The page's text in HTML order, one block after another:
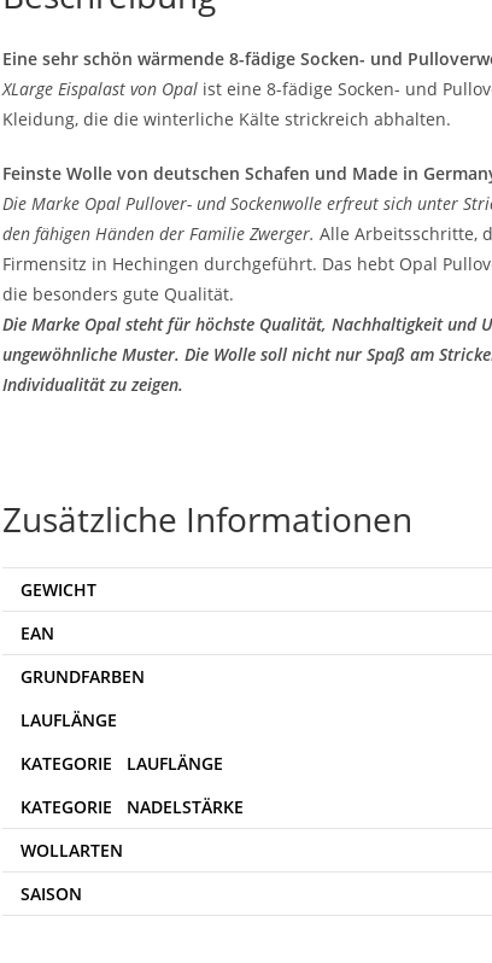
Eine sehr schön wärmende 8-fädige Socken- und
XLarge Eispalast von Opalist eine 8-fädige Socken- und
Kleidung, die die winterliche Kälte strickreich abhalten.
Feinste Wolle von deutschen Schafen und Made in
Die Marke Opal Pullover- und Sockenwolle erfreut sich unter
den fähigen Händen der Familie Zwerger. Alle Arbeitsschritte,
Firmensitz in Hechingen durchgeführt. Das hebt Opal
die besonders gute Qualität.
Die Marke Opal steht für höchste Qualität, Nachhaltigkeit und
ungewöhnliche Muster. Die Wolle soll nicht nur Spaß am
Individualität zu zeigen.
Zusätzliche Informationen
GEWICHT
EAN
WOLLARTEN
SAISON